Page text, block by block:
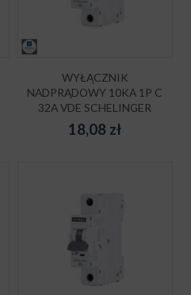
WYŁĄCZNIK
NADPRĄDOWY 10KA 1P C
32A VDE SCHELINGER
18,08 zł